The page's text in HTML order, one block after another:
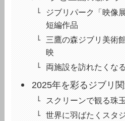
ジブリパーク「映像
短編作品
三鷹の森ジブリ美術
映
両施設を訪れたくな
2025年を彩るジブリ
スクリーンで観る珠
世界に羽ばたくスタ